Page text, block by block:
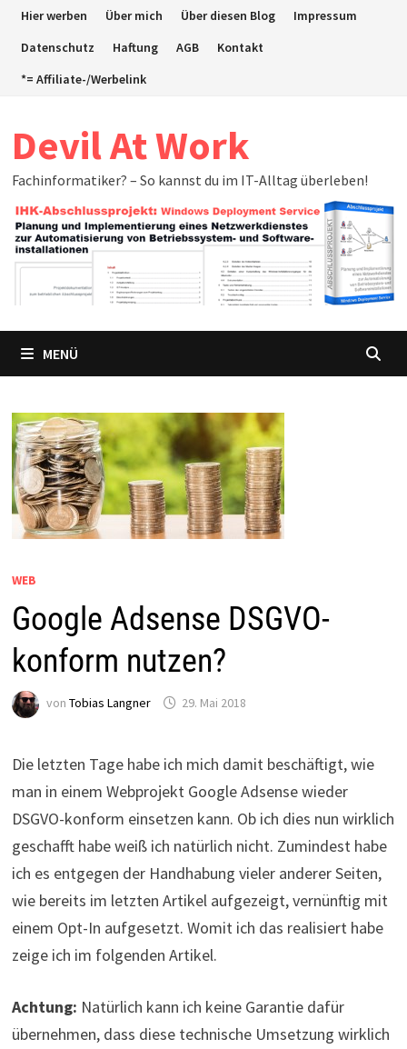
ZumHier werben Über mich Über diesen Blog
Impressum
Datenschutz
Haftung AGB
Kontakt
*= Affiliate-/Werbelink
Devil At Work
Fachinformatiker? – So kannst du im IT-Alltag überleben!
MENÜ
WEB
Google Adsense DSGVO-
konform nutzen?
von Tobias Langner 29. Mai 2018
Die letzten Tage habe ich mich damit beschäftigt, wie
man in einem Webprojekt Google Adsense wieder
DSGVO-konform einsetzen kann. Ob ich dies nun wirklich
geschafft habe weiß ich natürlich nicht. Zumindest habe
ich es entgegen der Handhabung vieler anderer Seiten,
wie bereits im letzten Artikel aufgezeigt, vernünftig mit
einem Opt-In aufgesetzt. Womit ich das realisiert habe
zeige ich im folgenden Artikel.
Achtung: Natürlich kann ich keine Garantie dafür
übernehmen, dass diese technische Umsetzung wirklich